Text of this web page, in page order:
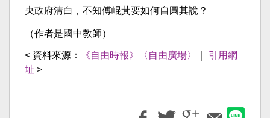
央政府清白，不知傅崐萁要如何自圓其說？
（作者是國中教師）
< 資料來源： 《自由時報》〈自由廣場〉
引用網
址 >